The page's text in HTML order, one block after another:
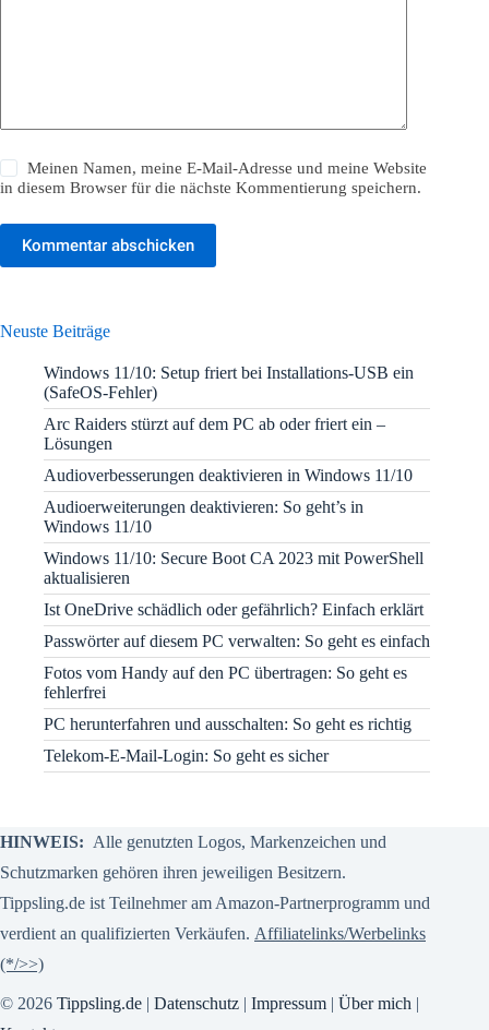
Meinen Namen, meine E-Mail-Adresse und meine Website
in diesem Browser für die nächste Kommentierung speichern.
Kommentar abschicken
Neuste Beiträge
Windows 11/10: Setup friert bei Installations-USB ein
(SafeOS-Fehler)
Arc Raiders stürzt auf dem PC ab oder friert ein –
Lösungen
Audioverbesserungen deaktivieren in Windows 11/10
Audioerweiterungen deaktivieren: So geht’s in
Windows 11/10
Windows 11/10: Secure Boot CA 2023 mit PowerShell
aktualisieren
Ist OneDrive schädlich oder gefährlich? Einfach erklärt
Passwörter auf diesem PC verwalten: So geht es einfach
Fotos vom Handy auf den PC übertragen: So geht es
fehlerfrei
PC herunterfahren und ausschalten: So geht es richtig
Telekom-E-Mail-Login: So geht es sicher
HINWEIS: Alle genutzten Logos, Markenzeichen und
Schutzmarken gehören ihren jeweiligen Besitzern.
Tippsling.de ist Teilnehmer am Amazon-Partnerprogramm und
verdient an qualifizierten Verkäufen. Affiliatelinks/Werbelinks
(*/>>)
© 2026 Tippsling.de | Datenschutz | Impressum | Über mich |